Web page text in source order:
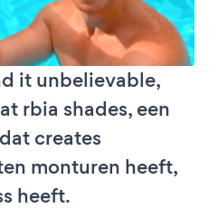
it unbelievable,
rbia shades, een
creates
monturen heeft,
heeft.